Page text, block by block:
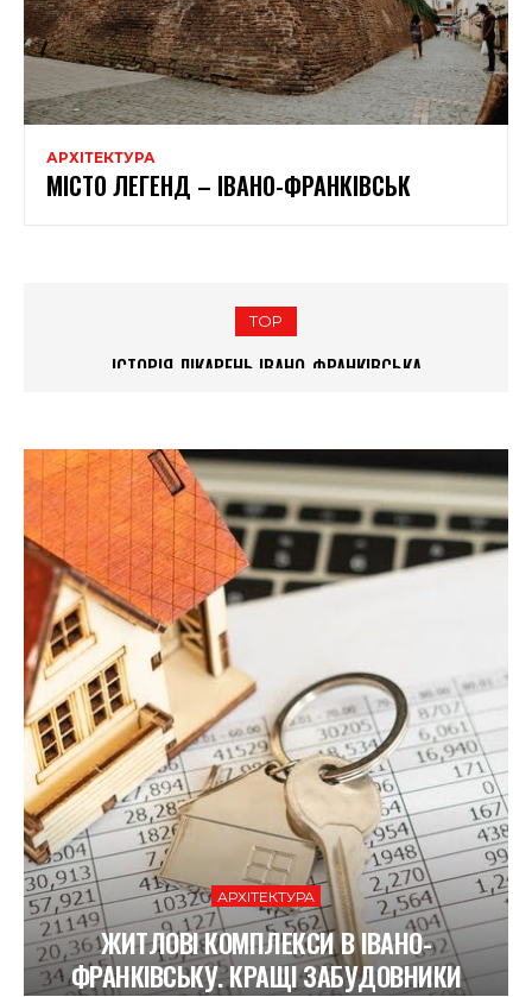
АРХІТЕКТУРА
МІСТО ЛЕГЕНД – ІВАНО-ФРАНКІВСЬК
TOP
ІСТОРІЯ ЛІКАРЕНЬ ІВАНО-ФРАНКІВСЬКА
ЄВРЕЙСЬКІ ПОХОВАННЯ, СТАРОВИННИЙ НЕКРОПОЛЬ І
ФРАНКІВСЬКА
АРХІТЕКТУРА
ЖИТЛОВІ КОМПЛЕКСИ В ІВАНО-
ФРАНКІВСЬКУ. КРАЩІ ЗАБУДОВНИКИ